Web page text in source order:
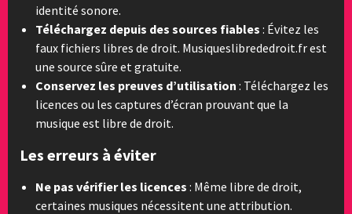
identité sonore.
Téléchargez depuis des sources fiables : Évitez les
faux fichiers libres de droit. Musiqueslibrededroit.fr est
une source sûre et gratuite.
Conservez les preuves d’utilisation : Téléchargez les
licences ou les captures d’écran prouvant que la
musique est libre de droit.
Les erreurs à éviter
Ne pas vérifier les licences : Même libre de droit,
certaines musiques nécessitent une attribution.